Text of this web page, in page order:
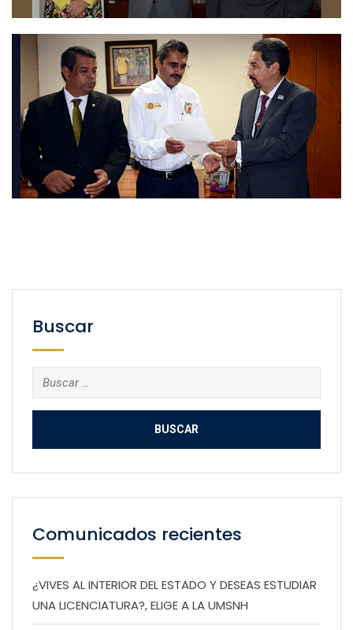
Buscar
Buscar:
Comunicados recientes
¿VIVES AL INTERIOR DEL ESTADO Y DESEAS ESTUDIAR
UNA LICENCIATURA?, ELIGE A LA UMSNH